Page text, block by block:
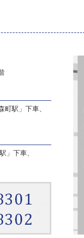
駅」下車、
」下車、